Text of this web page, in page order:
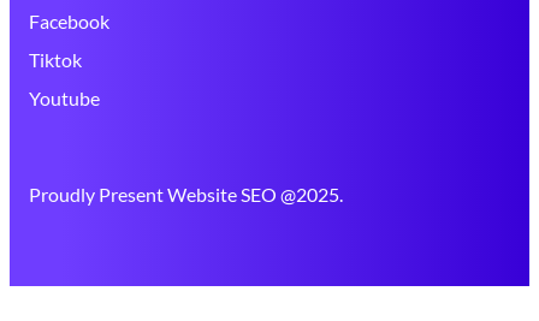
Facebook
Tiktok
Youtube
Proudly Present Website SEO @2025.